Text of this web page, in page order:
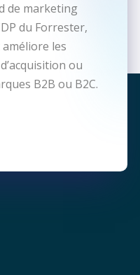
de marketing
du Forrester,
les
ou
B2B ou B2C.